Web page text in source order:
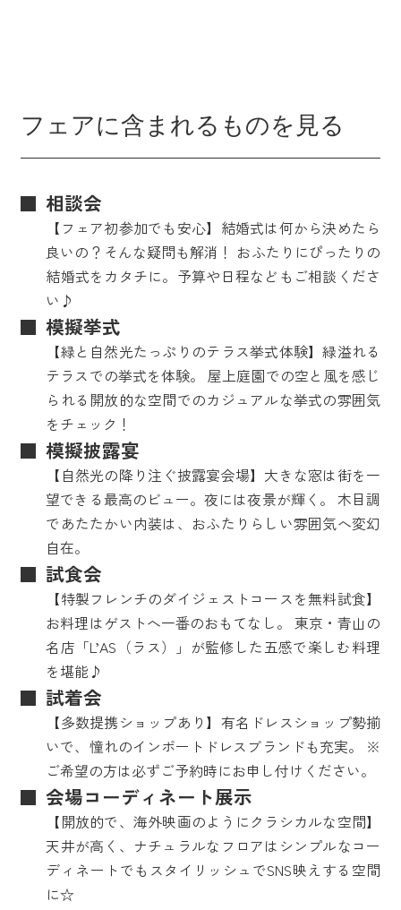
フェアに含まれるものを見る
相談会
【フェア初参加でも安心】結婚式は何から決めたら
良いの？そんな疑問も解消！ おふたりにぴったりの
結婚式をカタチに。予算や日程などもご相談くださ
い♪
模擬挙式
【緑と自然光たっぷりのテラス挙式体験】緑溢れる
テラスでの挙式を体験。 屋上庭園での空と風を感じ
られる開放的な空間でのカジュアルな挙式の雰囲気
をチェック！
模擬披露宴
【自然光の降り注ぐ披露宴会場】大きな窓は街を一
望できる最高のビュー。夜には夜景が輝く。 木目調
であたたかい内装は、おふたりらしい雰囲気へ変幻
自在。
試食会
【特製フレンチのダイジェストコースを無料試食】
お料理はゲストへ一番のおもてなし。 東京・青山の
名店「L’AS（ラス）」が監修した五感で楽しむ料理
を堪能♪
試着会
【多数提携ショップあり】有名ドレスショップ勢揃
いで、憧れのインポートドレスブランドも充実。 ※
ご希望の方は必ずご予約時にお申し付けください。
会場コーディネート展示
【開放的で、海外映画のようにクラシカルな空間】
天井が高く、ナチュラルなフロアはシンプルなコー
ディネートでもスタイリッシュでSNS映えする空間
に☆